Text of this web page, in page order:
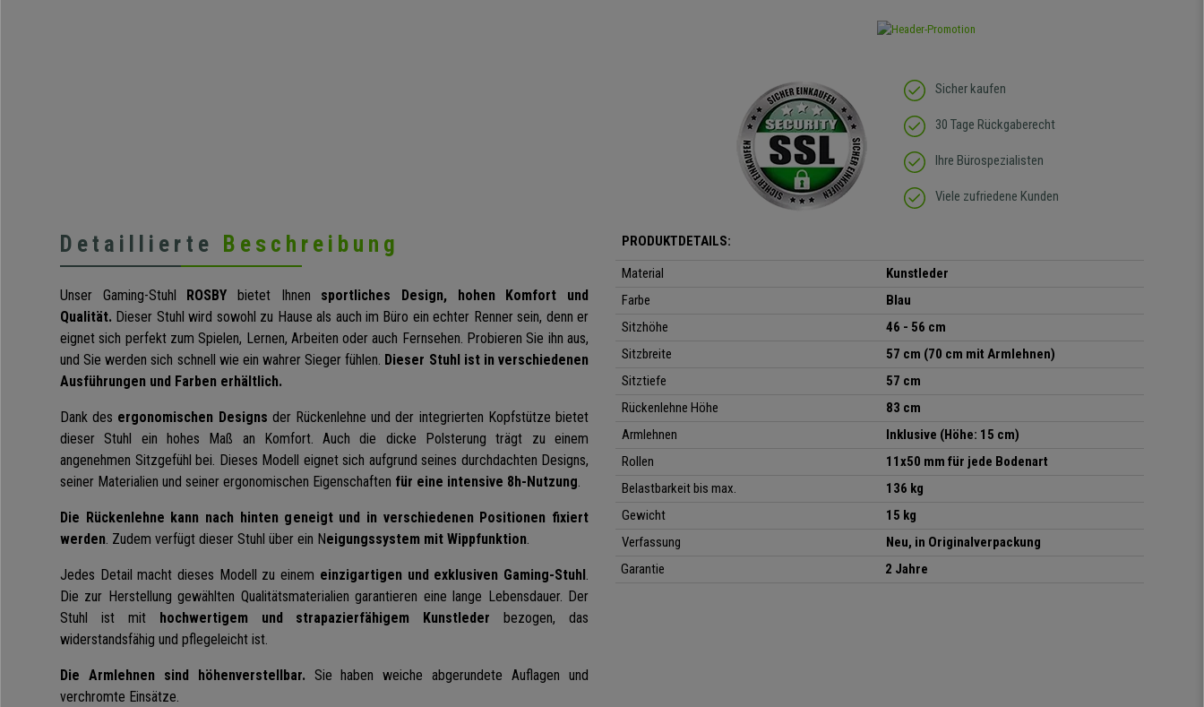
Sicher kaufen
30 Tage Rückgaberecht
Ihre Bürospezialisten
Viele zufriedene Kunden
Detaillierte Beschreibung
Unser Gaming-Stuhl ROSBY bietet Ihnen sportliches Design, hohen Komfort und
Qualität. Dieser Stuhl wird sowohl zu Hause als auch im Büro ein echter Renner sein, denn er
eignet sich perfekt zum Spielen, Lernen, Arbeiten oder auch Fernsehen. Probieren Sie ihn aus,
und Sie werden sich schnell wie ein wahrer Sieger fühlen. Dieser Stuhl ist in verschiedenen
Ausführungen und Farben erhältlich.
Dank des ergonomischen Designs der Rückenlehne und der integrierten Kopfstütze bietet
dieser Stuhl ein hohes Maß an Komfort. Auch die dicke Polsterung trägt zu einem
angenehmen Sitzgefühl bei. Dieses Modell eignet sich aufgrund seines durchdachten Designs,
seiner Materialien und seiner ergonomischen Eigenschaften für eine intensive 8h-Nutzung.
Die Rückenlehne kann nach hinten geneigt und in verschiedenen Positionen fixiert
werden. Zudem verfügt dieser Stuhl über ein Neigungssystem mit Wippfunktion.
Jedes Detail macht dieses Modell zu einem einzigartigen und exklusiven Gaming-Stuhl.
Die zur Herstellung gewählten Qualitätsmaterialien garantieren eine lange Lebensdauer. Der
Stuhl ist mit hochwertigem und strapazierfähigem Kunstleder bezogen, das
widerstandsfähig und pflegeleicht ist.
Die Armlehnen sind höhenverstellbar. Sie haben weiche abgerundete Auflagen und
verchromte Einsätze.
PRODUKTDETAILS:
Material
Kunstleder
Farbe
Blau
Sitzhöhe
46 - 56 cm
Sitzbreite
57 cm (70 cm mit Armlehnen)
Sitztiefe
57 cm
Rückenlehne Höhe
83 cm
Armlehnen
Inklusive (Höhe: 15 cm)
Rollen
11x50 mm für jede Bodenart
Belastbarkeit bis max.
136 kg
Gewicht
15 kg
Verfassung
Neu, in Originalverpackung
Garantie
2 Jahre